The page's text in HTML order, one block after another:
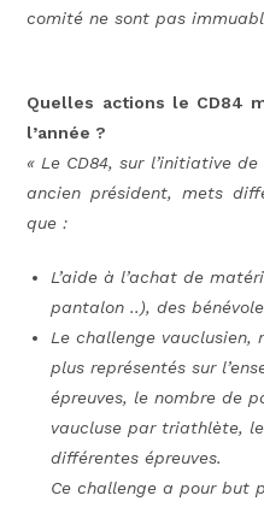
comité ne sont pas
Quelles actions le CD84
l’année ?
« Le CD84, sur l’initiative
ancien président, mets
que :
L’aide à l’achat de
pantalon ..), des
Le challenge vauclusien,
plus représentés sur
épreuves, le nombre de
vaucluse par triathlète,
différentes épreuves.
Ce challenge a pour but